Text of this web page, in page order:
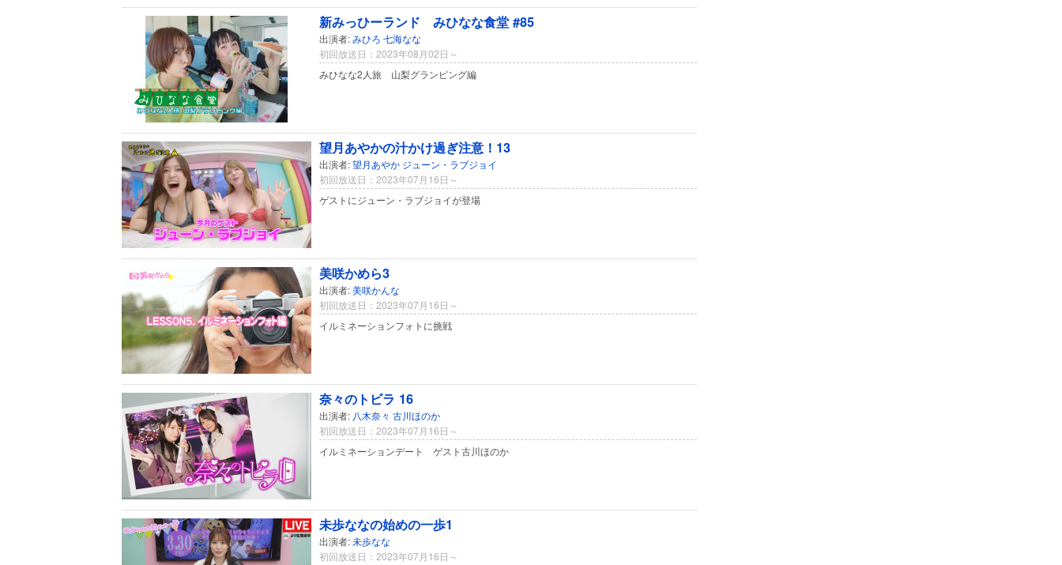
新みっひーランド みひなな食堂 #85
出演者:みひろ 七海なな
初回放送日：2023年08月02日～
みひなな2人旅 山梨グランピング編
望月あやかの汁かけ過ぎ注意！13
出演者:望月あやか ジューン・ラブジョイ
初回放送日：2023年07月16日～
ゲストにジューン・ラブジョイが登場
美咲かめら3
出演者:美咲かんな
初回放送日：2023年07月16日～
イルミネーションフォトに挑戦
奈々のトビラ 16
出演者: 八木奈々 古川ほのか
初回放送日：2023年07月16日～
イルミネーションデート ゲスト古川ほのか
未歩ななの始めの一歩1
出演者:未歩なな
初回放送日：2023年07月16日～